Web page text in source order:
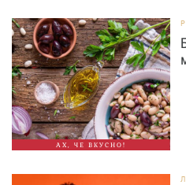
АХ, ЧЕ ВКУСНО!